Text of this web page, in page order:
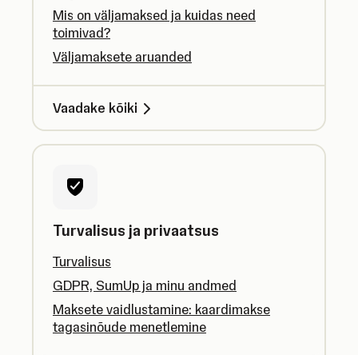
Mis on väljamaksed ja kuidas need
toimivad?
Väljamaksete aruanded
Vaadake kõiki
Turvalisus ja privaatsus
Turvalisus
GDPR, SumUp ja minu andmed
Maksete vaidlustamine: kaardimakse
tagasinõude menetlemine